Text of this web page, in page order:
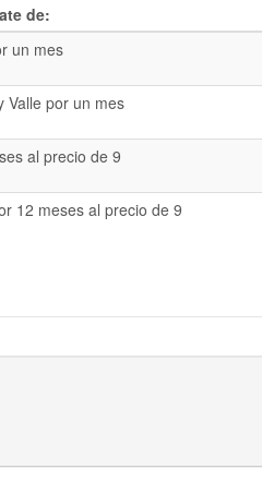
de:
un mes
Valle por un mes
al precio de 9
12 meses al precio de 9